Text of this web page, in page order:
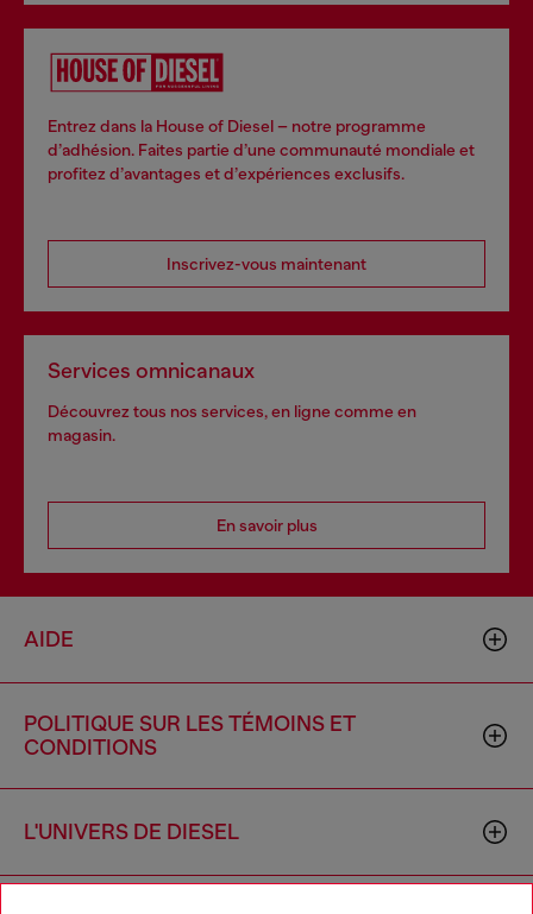
Entrez dans la House of Diesel – notre programme
d’adhésion. Faites partie d’une communauté mondiale et
profitez d’avantages et d’expériences exclusifs.
Inscrivez-vous maintenant
Services omnicanaux
Découvrez tous nos services, en ligne comme en
magasin.
En savoir plus
AIDE
POLITIQUE SUR LES TÉMOINS ET
CONDITIONS
L'UNIVERS DE DIESEL